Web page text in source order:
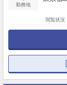
勤務地
閲覧状況